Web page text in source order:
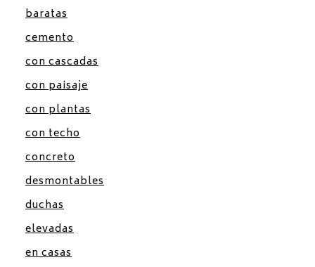
baratas
cemento
con cascadas
con paisaje
con plantas
con techo
concreto
desmontables
duchas
elevadas
en casas